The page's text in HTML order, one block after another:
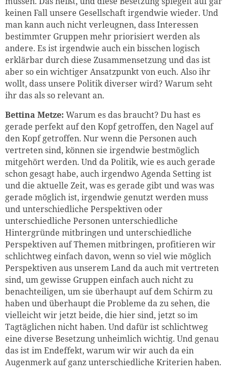
keinen Fall unsere Gesellschaft irgendwie wieder. Und
man kann auch nicht verleugnen, dass Interessen
bestimmter Gruppen mehr priorisiert werden als
andere. Es ist irgendwie auch ein bisschen logisch
erklärbar durch diese Zusammensetzung und das ist
aber so ein wichtiger Ansatzpunkt von euch. Also ihr
wollt, dass unsere Politik diverser wird? Warum seht
ihr das als so relevant an.
Bettina Metze: Warum es das braucht? Du hast es
gerade perfekt auf den Kopf getroffen, den Nagel auf
den Kopf getroffen. Nur wenn die Personen auch
vertreten sind, können sie irgendwie bestmöglich
mitgehört werden. Und da Politik, wie es auch gerade
schon gesagt habe, auch irgendwo Agenda Setting ist
und die aktuelle Zeit, was es gerade gibt und was was
gerade möglich ist, irgendwie genutzt werden muss
und unterschiedliche Perspektiven oder
unterschiedliche Personen unterschiedliche
Hintergründe mitbringen und unterschiedliche
Perspektiven auf Themen mitbringen, profitieren wir
schlichtweg einfach davon, wenn so viel wie möglich
Perspektiven aus unserem Land da auch mit vertreten
sind, um gewisse Gruppen einfach auch nicht zu
benachteiligen, um sie überhaupt auf dem Schirm zu
haben und überhaupt die Probleme da zu sehen, die
vielleicht wir jetzt beide, die hier sind, jetzt so im
Tagtäglichen nicht haben. Und dafür ist schlichtweg
eine diverse Besetzung unheimlich wichtig. Und genau
das ist im Endeffekt, warum wir wir auch da ein
Augenmerk auf ganz unterschiedliche Kriterien haben.